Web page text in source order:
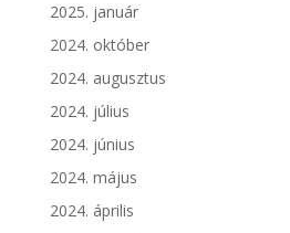
2025. január
2024. október
2024. augusztus
2024. július
2024. június
2024. május
2024. április